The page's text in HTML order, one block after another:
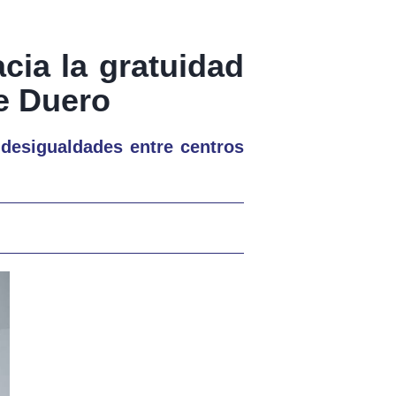
la gratuidad
Duero
entre centros